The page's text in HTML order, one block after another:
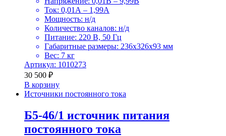
Ток: 0,01А – 1,99А
Мощность: н/д
Количество каналов: н/д
Питание: 220 В, 50 Гц
Габаритные размеры: 236x326x93 мм
Вес: 7 кг
Артикул: 1010273
30 500 ₽
В корзину
Источники постоянного тока
Б5-46/1 источник питания
постоянного тока